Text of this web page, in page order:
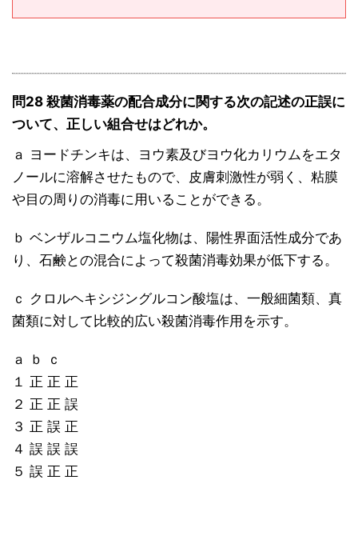
問28 殺菌消毒薬の配合成分に関する次の記述の正誤に
ついて、正しい組合せはどれか。
ａ ヨードチンキは、ヨウ素及びヨウ化カリウムをエタ
ノールに溶解させたもので、皮膚刺激性が弱く、粘膜
や目の周りの消毒に用いることができる。
ｂ ベンザルコニウム塩化物は、陽性界面活性成分であ
り、石鹸との混合によって殺菌消毒効果が低下する。
ｃ クロルヘキシジングルコン酸塩は、一般細菌類、真
菌類に対して比較的広い殺菌消毒作用を示す。
ａ ｂ ｃ
１ 正 正 正
２ 正 正 誤
３ 正 誤 正
４ 誤 誤 誤
５ 誤 正 正